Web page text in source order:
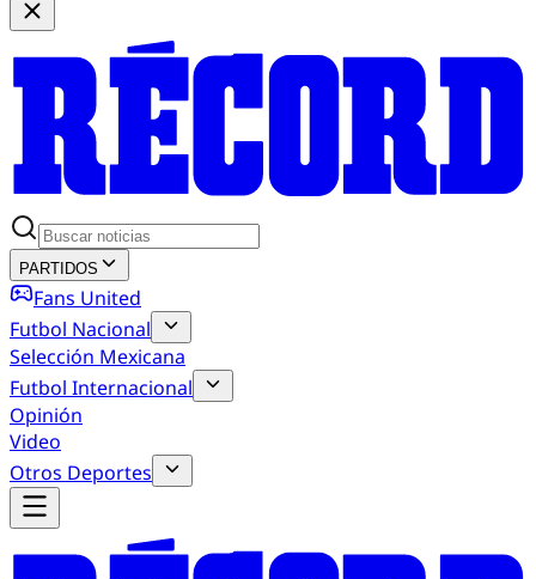
PARTIDOS
Fans United
Futbol Nacional
Selección Mexicana
Futbol Internacional
Opinión
Video
Otros Deportes